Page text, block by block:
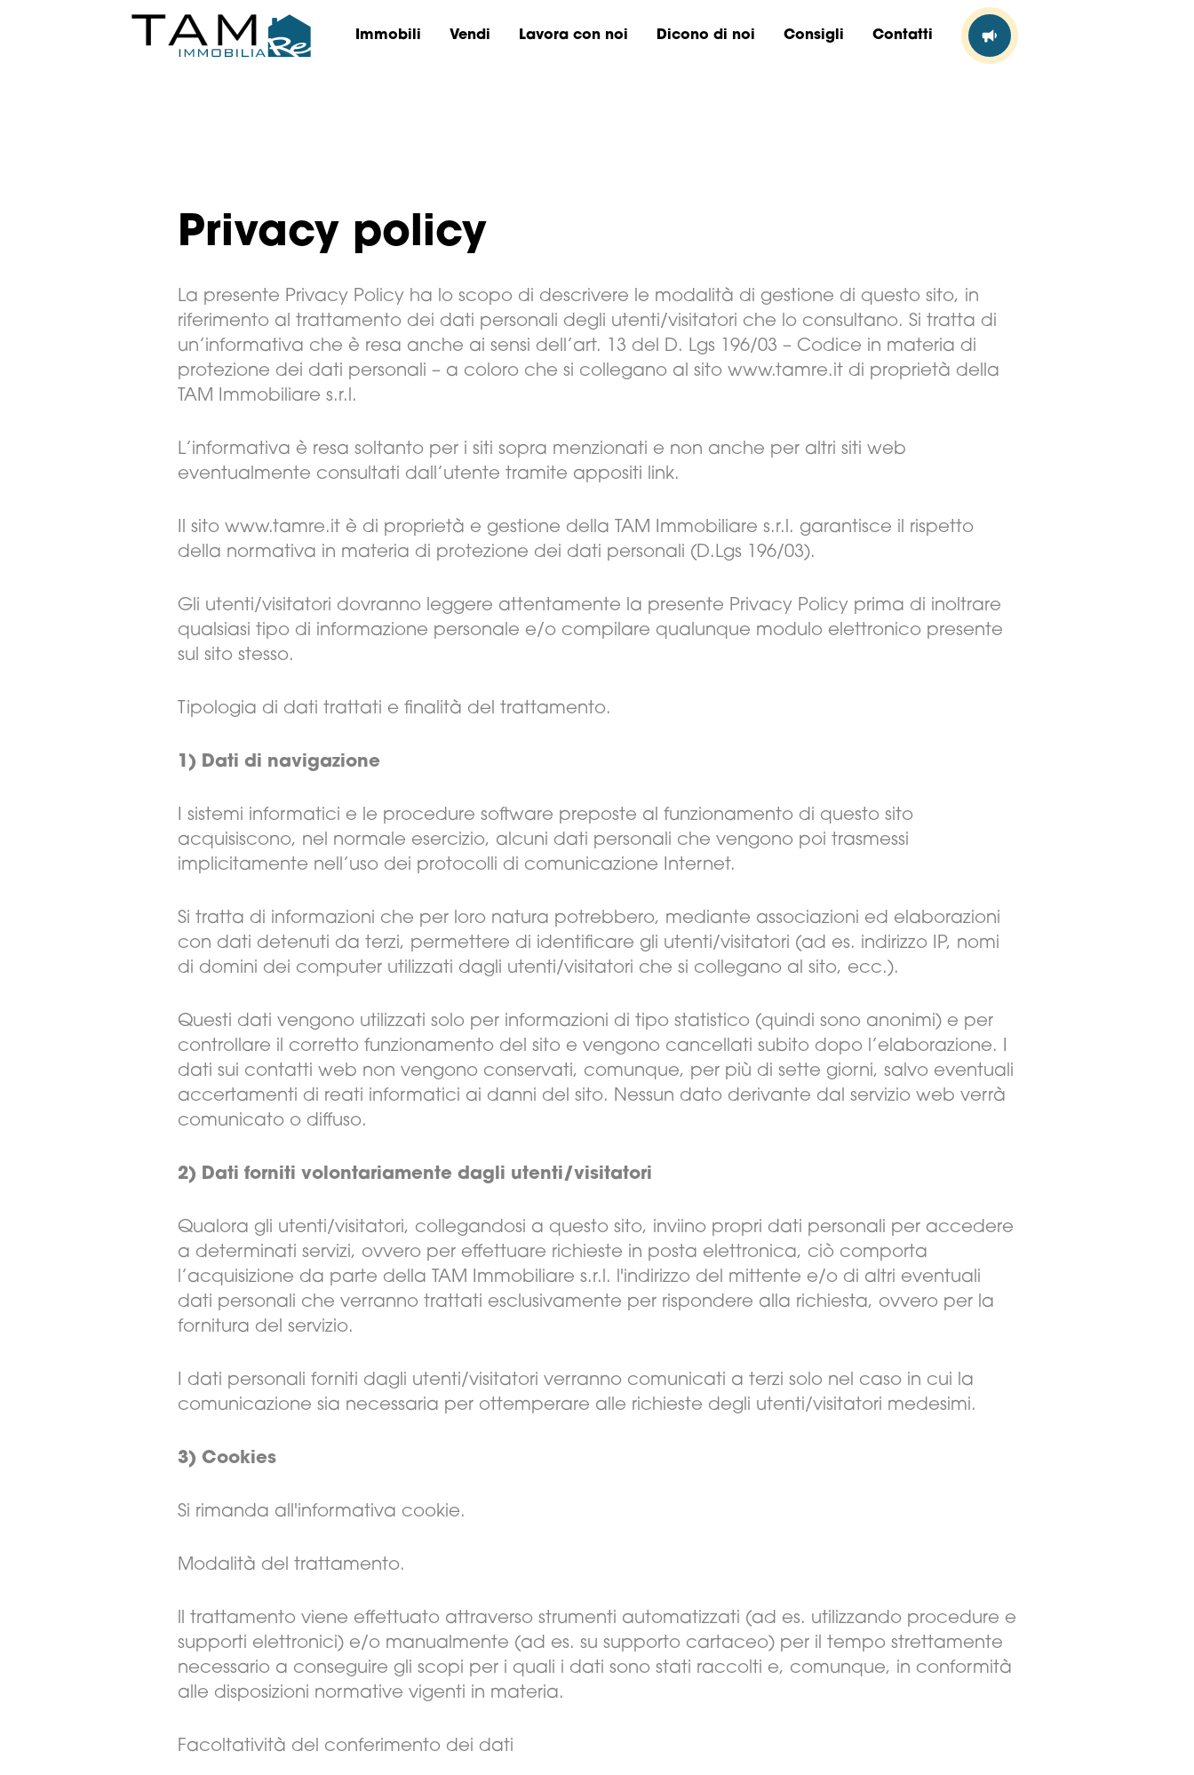
Immobili Vendi Lavora con noi Dicono di noi Consigli Contatti
Privacy policy
La presente Privacy Policy ha lo scopo di descrivere le modalità di gestione di questo sito, in
riferimento al trattamento dei dati personali degli utenti/visitatori che lo consultano. Si tratta di
un’informativa che è resa anche ai sensi dell’art. 13 del D. Lgs 196/03 – Codice in materia di
protezione dei dati personali – a coloro che si collegano al sito www.tamre.it di proprietà della
TAM Immobiliare s.r.l.
L’informativa è resa soltanto per i siti sopra menzionati e non anche per altri siti web
eventualmente consultati dall’utente tramite appositi link.
Il sito www.tamre.it è di proprietà e gestione della TAM Immobiliare s.r.l. garantisce il rispetto
della normativa in materia di protezione dei dati personali (D.Lgs 196/03).
Gli utenti/visitatori dovranno leggere attentamente la presente Privacy Policy prima di inoltrare
qualsiasi tipo di informazione personale e/o compilare qualunque modulo elettronico presente
sul sito stesso.
Tipologia di dati trattati e finalità del trattamento.
1) Dati di navigazione
I sistemi informatici e le procedure software preposte al funzionamento di questo sito
acquisiscono, nel normale esercizio, alcuni dati personali che vengono poi trasmessi
implicitamente nell’uso dei protocolli di comunicazione Internet.
Si tratta di informazioni che per loro natura potrebbero, mediante associazioni ed elaborazioni
con dati detenuti da terzi, permettere di identificare gli utenti/visitatori (ad es. indirizzo IP, nomi
di domini dei computer utilizzati dagli utenti/visitatori che si collegano al sito, ecc.).
Questi dati vengono utilizzati solo per informazioni di tipo statistico (quindi sono anonimi) e per
controllare il corretto funzionamento del sito e vengono cancellati subito dopo l’elaborazione. I
dati sui contatti web non vengono conservati, comunque, per più di sette giorni, salvo eventuali
accertamenti di reati informatici ai danni del sito. Nessun dato derivante dal servizio web verrà
comunicato o diffuso.
2) Dati forniti volontariamente dagli utenti/visitatori
Qualora gli utenti/visitatori, collegandosi a questo sito, inviino propri dati personali per accedere
a determinati servizi, ovvero per effettuare richieste in posta elettronica, ciò comporta
l’acquisizione da parte della TAM Immobiliare s.r.l. l'indirizzo del mittente e/o di altri eventuali
dati personali che verranno trattati esclusivamente per rispondere alla richiesta, ovvero per la
fornitura del servizio.
I dati personali forniti dagli utenti/visitatori verranno comunicati a terzi solo nel caso in cui la
comunicazione sia necessaria per ottemperare alle richieste degli utenti/visitatori medesimi.
3) Cookies
Si rimanda all'informativa cookie.
Modalità del trattamento.
ll trattamento viene effettuato attraverso strumenti automatizzati (ad es. utilizzando procedure e
supporti elettronici) e/o manualmente (ad es. su supporto cartaceo) per il tempo strettamente
necessario a conseguire gli scopi per i quali i dati sono stati raccolti e, comunque, in conformità
alle disposizioni normative vigenti in materia.
Facoltatività del conferimento dei dati